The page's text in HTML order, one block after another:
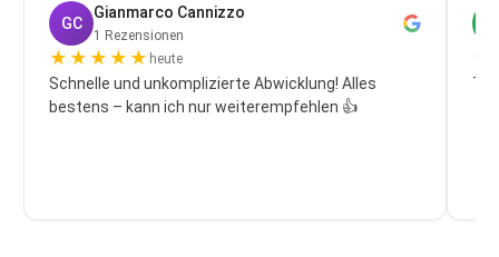
GC
Gianmarco Cannizzo
1 Rezensionen
★ ★ ★ ★ ★ heute
Schnelle und unkomplizierte Abwicklung! Alles
bestens – kann ich nur weiterempfehlen 👍
★